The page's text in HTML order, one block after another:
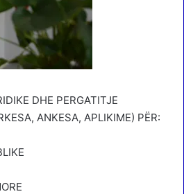
DHE PERGATITJE
ANKESA, APLIKIME) PËR: